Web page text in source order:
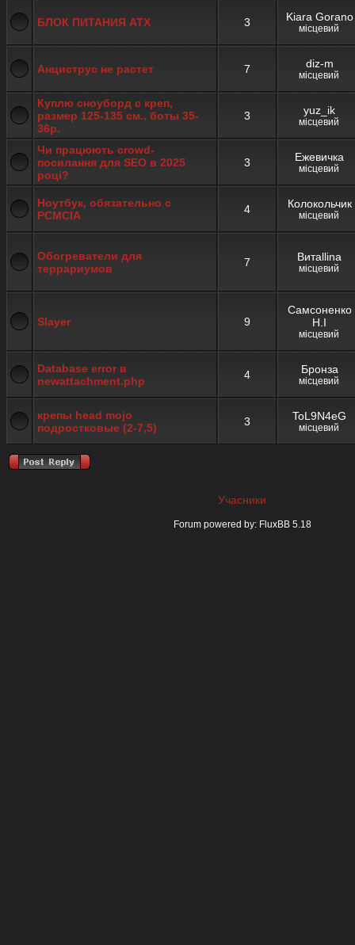
БЛОК ПИТАНИЯ АТХ 3 Kiara Gorano
місцевий
Анциструс не растет 7 diz-m
місцевий
Куплю сноуборд с креп,
размер 125-135 см., боты 35-
36р.
3 yuz_ik
місцевий
Чи працюють crowd-
посилання для SEO в 2025
році?
3 Ежевичка
місцевий
Ноутбук, обязательно с
PCMCIA
4 Колокольчик
місцевий
Обогреватели для
террариумов
7 Витаllina
місцевий
Slayer 9
Самсоненко
Н.I
місцевий
Database error в
newattachment.php
4 Бронза
місцевий
крепы head mojo
подростковые (2-7,5)
3 ToL9N4eG
місцевий
Учасники
Forum powered by: FluxBB 5.18